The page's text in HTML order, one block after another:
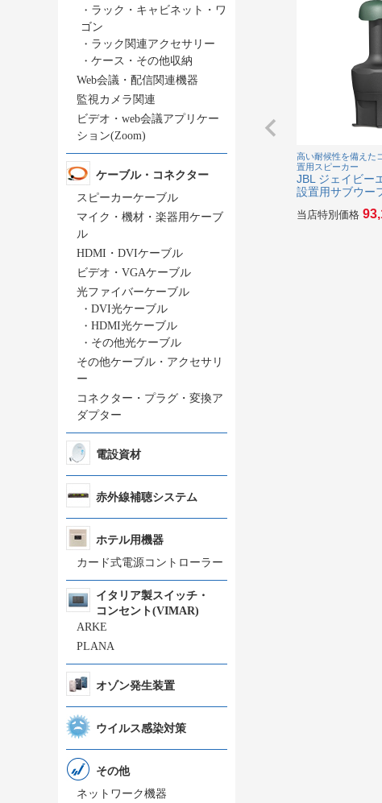
・ ラック・キャビネット・ワ
ゴン
・ ラック関連アクセサリー
・ ケース・その他収納
Web会議・配信関連機器
監視カメラ関連
ビデオ・web会議アプリケー
ション(Zoom)
ケーブル・コネクター
スピーカーケーブル
マイク・機材・楽器用ケーブ
ル
HDMI・DVIケーブル
ビデオ・VGAケーブル
光ファイバーケーブル
・ DVI光ケーブル
・ HDMI光ケーブル
・ その他光ケーブル
その他ケーブル・アクセサリ
ー
コネクター・プラグ・変換ア
ダプター
電設資材
赤外線補聴システム
ホテル用機器
カード式電源コントローラー
イタリア製スイッチ・
コンセント(VIMAR)
ARKE
PLANA
オゾン発生装置
ウイルス感染対策
その他
ネットワーク機器
高い耐候性を備えた
置用スピーカー
JBL ジェイビー
設置用サブウー
当店特別価格